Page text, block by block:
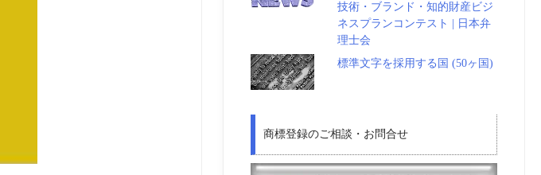
技術・ブランド・知的財産ビジ
ネスプランコンテスト | 日本弁
理士会
標準文字を採用する国 (50ヶ国)
商標登録のご相談・お問合せ